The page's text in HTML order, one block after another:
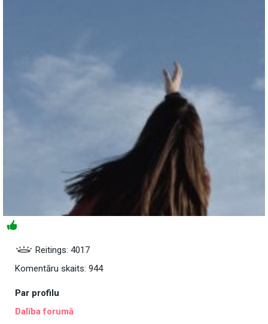
Reitings: 4017
Komentāru skaits: 944
Par profilu
Dalība forumā